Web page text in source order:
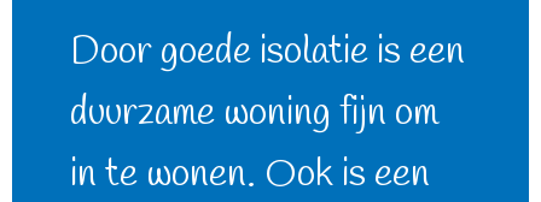
Door goede isolatie is een
duurzame woning fijn om
in te wonen. Ook is een